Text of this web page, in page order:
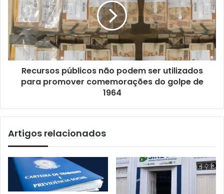
Recursos públicos não podem ser utilizados
para promover comemorações do golpe de
1964
Artigos relacionados